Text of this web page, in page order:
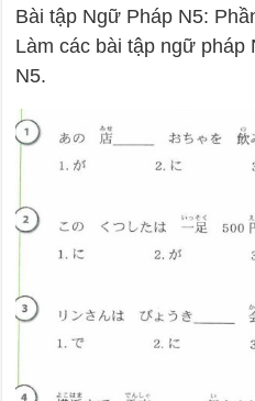
Bài tập Ngữ Pháp N5:
Làm các bài tập ngữ pháp
N5.